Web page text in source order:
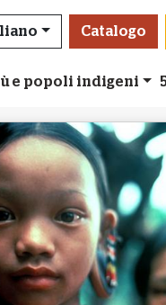
Catalogo
e popoli indigeni